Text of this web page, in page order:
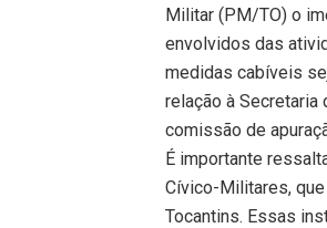
Militar (PM/TO) o
envolvidos das
medidas cabíveis
relação à Secretaria
comissão de
É importante
Cívico-Militares,
Tocantins. Essas